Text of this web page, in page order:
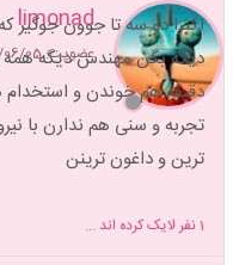
limonad
عضویت: 1398/06/05
اکثرا دو سه تا جوون جوگیر
دقیقه هم خوندن و
تجربه و سنی هم ندارن با
ترین و داغون ترینن
1نفر لایک کرده اند ...